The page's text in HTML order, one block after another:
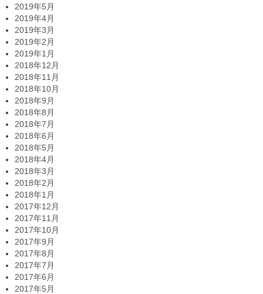
2019年5月
2019年4月
2019年3月
2019年2月
2019年1月
2018年12月
2018年11月
2018年10月
2018年9月
2018年8月
2018年7月
2018年6月
2018年5月
2018年4月
2018年3月
2018年2月
2018年1月
2017年12月
2017年11月
2017年10月
2017年9月
2017年8月
2017年7月
2017年6月
2017年5月